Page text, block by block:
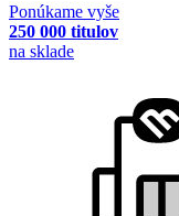
Ponúkame vyše
250 000 titulov
na sklade